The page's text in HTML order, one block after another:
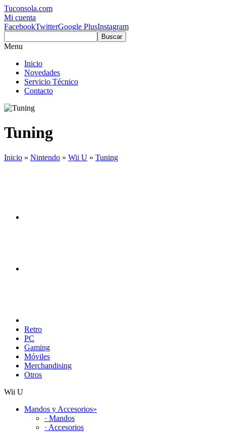
Tuconsola.com
Mi cuenta
FacebookTwitterGoogle PlusInstagram
Buscar
Menu
Inicio
Novedades
Servicio Técnico
Contacto
Tuning
Inicio » Nintendo » Wii U » Tuning
Retro
PC
Gaming
Móviles
Merchandising
Otros
Wii U
Mandos y Accesorios»
· Mandos
· Accesorios